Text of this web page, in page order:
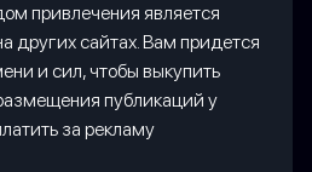
привлечения является
других сайтах. Вам придется
и сил, чтобы выкупить
публикаций у
за рекламу